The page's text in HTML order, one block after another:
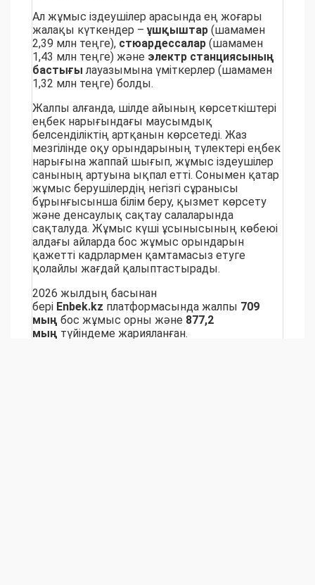
Ал жұмыс іздеушілер арасында ең жоғары
жалақы күткендер –ұшқыштар (шамамен
2,39 млн теңге), стюардессалар (шамамен
1,43 млн теңге) және электр станциясының
бастығы лауазымына үміткерлер (шамамен
1,32 млн теңге) болды.
Жалпы алғанда, шілде айының көрсеткіштері
еңбек нарығындағы маусымдық
белсенділіктің артқанын көрсетеді. Жаз
мезгілінде оқу орындарының түлектері еңбек
нарығына жаппай шығып, жұмыс іздеушілер
санының артуына ықпал етті. Сонымен қатар
жұмыс берушілердің негізгі сұранысы
бұрынғысынша білім беру, қызмет көрсету
және денсаулық сақтау салаларында
сақталуда. Жұмыс күші ұсынысының көбеюі
алдағы айларда бос жұмыс орындарын
қажетті кадрлармен қамтамасыз етуге
қолайлы жағдай қалыптастырады.
2026 жылдың басынан
бері Enbek.kz платформасында жалпы 709
мың бос жұмыс орны және 877,2
мың түйіндеме жарияланған.